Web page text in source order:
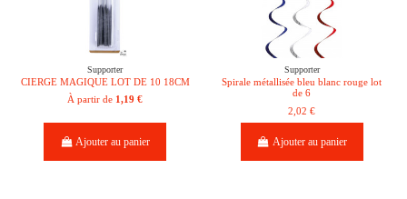
Supporter
CIERGE MAGIQUE LOT DE 10 18CM
À partir de 1,19 €
Ajouter au panier
Supporter
Spirale métallisée bleu blanc rouge lot
de 6
2,02 €
Ajouter au panier